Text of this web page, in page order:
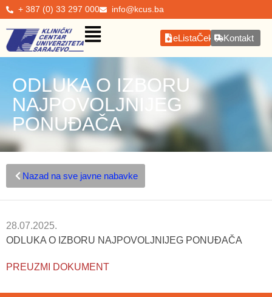
+ 387 (0) 33 297 000 info@kcus.ba
eListaČekanjaKontakt
ODLUKA O IZBORU
NAJPOVOLJNIJEG
PONUĐAČA
Nazad na sve javne nabavke
28.07.2025.
ODLUKA O IZBORU NAJPOVOLJNIJEG PONUĐAČA
PREUZMI DOKUMENT